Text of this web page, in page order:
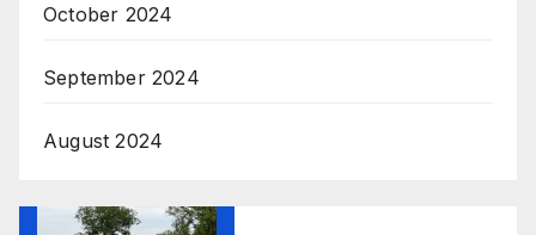
October 2024
September 2024
August 2024